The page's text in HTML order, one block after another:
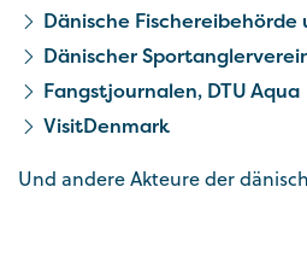
Dänische Fischereibehörde
Dänischer
Fangstjournalen, DTU Aqua
VisitDenmark
Und andere Akteure der